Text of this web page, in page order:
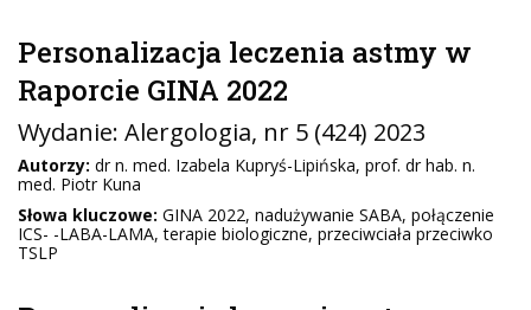
Personalizacja leczenia astmy w
Raporcie GINA 2022
Wydanie: Alergologia, nr 5 (424) 2023
Autorzy: dr n. med. Izabela Kupryś-Lipińska, prof. dr hab. n.
med. Piotr Kuna
Słowa kluczowe: GINA 2022, nadużywanie SABA, połączenie
ICS- -LABA-LAMA, terapie biologiczne, przeciwciała przeciwko
TSLP